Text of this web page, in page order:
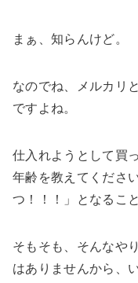
まぁ、知らんけど。
なのでね、メルカリ
ですよね。
仕入れようとして買
年齢を教えてくださ
つ！！！」となるこ
そもそも、そんなや
はありませんから、